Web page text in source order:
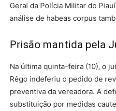
Geral da Polícia Militar do
análise de habeas corpus
Prisão mantida pela
Na última quinta-feira (10), o
Rêgo indeferiu o pedido de
preventiva da vereadora. A
substituição por medidas